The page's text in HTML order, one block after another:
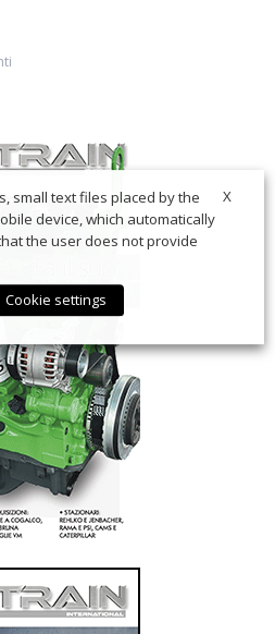
X
small text files placed by the
device, which automatically
the user does not provide
Cookie settings